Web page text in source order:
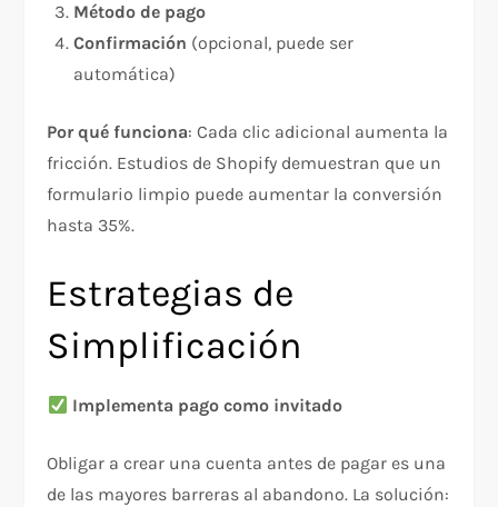
Método de pago
Confirmación (opcional, puede ser
automática)
Por qué funciona: Cada clic adicional aumenta la
fricción. Estudios de Shopify demuestran que un
formulario limpio puede aumentar la conversión
hasta 35%.​
Estrategias de
Simplificación
Implementa pago como invitado
Obligar a crear una cuenta antes de pagar es una
de las mayores barreras al abandono. La solución:​